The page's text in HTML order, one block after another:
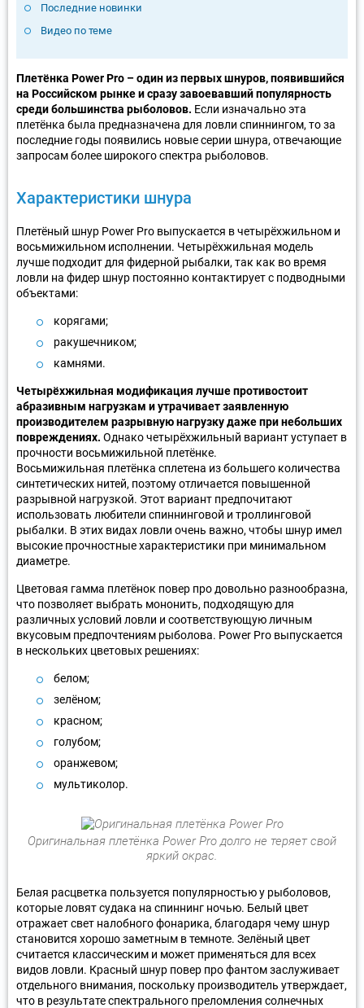
Последние новинки
Видео по теме
Плетёнка Power Pro – один из первых шнуров, появившийся
на Российском рынке и сразу завоевавший популярность
среди большинства рыболовов. Если изначально эта
плетёнка была предназначена для ловли спиннингом, то за
последние годы появились новые серии шнура, отвечающие
запросам более широкого спектра рыболовов.
Характеристики шнура
Плетёный шнур Power Pro выпускается в четырёхжильном и
восьмижильном исполнении. Четырёхжильная модель
лучше подходит для фидерной рыбалки, так как во время
ловли на фидер шнур постоянно контактирует с подводными
объектами:
корягами;
ракушечником;
камнями.
Четырёхжильная модификация лучше противостоит
абразивным нагрузкам и утрачивает заявленную
производителем разрывную нагрузку даже при небольших
повреждениях. Однако четырёхжильный вариант уступает в
прочности восьмижильной плетёнке.
Восьмижильная плетёнка сплетена из большего количества
синтетических нитей, поэтому отличается повышенной
разрывной нагрузкой. Этот вариант предпочитают
использовать любители спиннинговой и троллинговой
рыбалки. В этих видах ловли очень важно, чтобы шнур имел
высокие прочностные характеристики при минимальном
диаметре.
Цветовая гамма плетёнок повер про довольно разнообразна,
что позволяет выбрать мононить, подходящую для
различных условий ловли и соответствующую личным
вкусовым предпочтениям рыболова. Power Pro выпускается
в нескольких цветовых решениях:
белом;
зелёном;
красном;
голубом;
оранжевом;
мультиколор.
Оригинальная плетёнка Power Pro долго не теряет свой
яркий окрас.
Белая расцветка пользуется популярностью у рыболовов,
которые ловят судака на спиннинг ночью. Белый цвет
отражает свет налобного фонарика, благодаря чему шнур
становится хорошо заметным в темноте. Зелёный цвет
считается классическим и может применяться для всех
видов ловли. Красный шнур повер про фантом заслуживает
отдельного внимания, поскольку производитель утверждает,
что в результате спектрального преломления солнечных